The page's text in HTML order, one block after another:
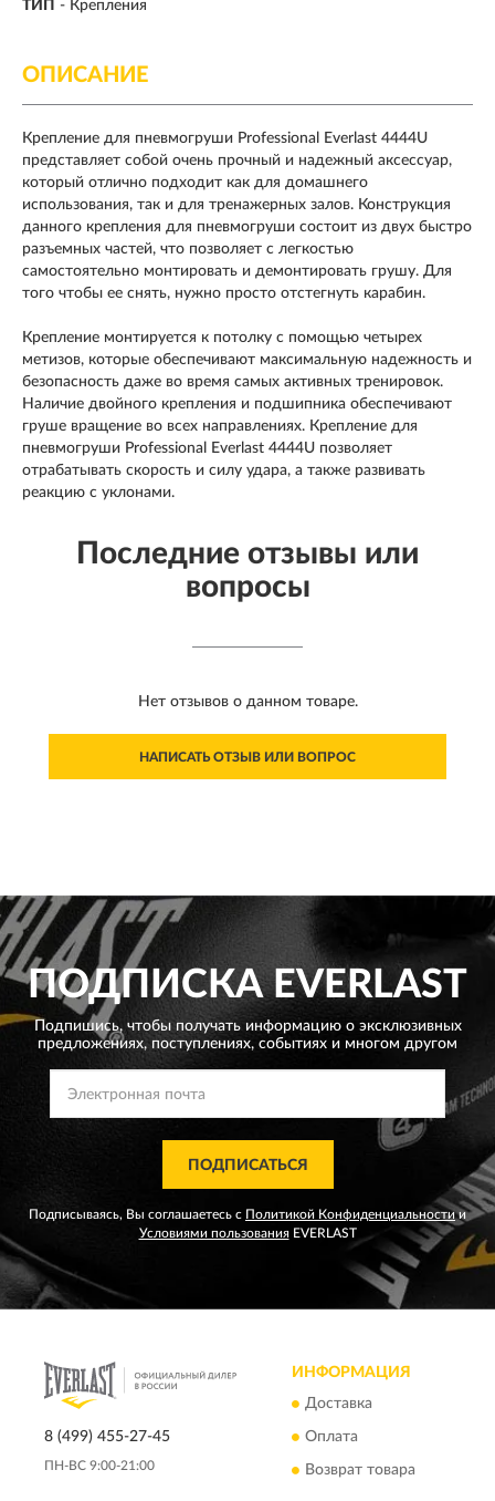
ТИП - Крепления
ОПИСАНИЕ
Крепление для пневмогруши Professional Everlast 4444U
представляет собой очень прочный и надежный аксессуар,
который отлично подходит как для домашнего
использования, так и для тренажерных залов. Конструкция
данного крепления для пневмогруши состоит из двух быстро
разъемных частей, что позволяет с легкостью
самостоятельно монтировать и демонтировать грушу. Для
того чтобы ее снять, нужно просто отстегнуть карабин.
Крепление монтируется к потолку с помощью четырех
метизов, которые обеспечивают максимальную надежность и
безопасность даже во время самых активных тренировок.
Наличие двойного крепления и подшипника обеспечивают
груше вращение во всех направлениях. Крепление для
пневмогруши Professional Everlast 4444U позволяет
отрабатывать скорость и силу удара, а также развивать
реакцию с уклонами.
Последние отзывы или
вопросы
Нет отзывов о данном товаре.
НАПИСАТЬ ОТЗЫВ ИЛИ ВОПРОС
ПОДПИСКАEVERLAST
Подпишись, чтобы получать информацию о эксклюзивных
предложениях, поступлениях, событиях и многом другом
ПОДПИСАТЬСЯ
Подписываясь, Вы соглашаетесь с Политикой Конфиденциальности и
Условиями пользованияEVERLAST
8 (499) 455-27-45
ПН-ВС 9:00-21:00
ИНФОРМАЦИЯ
Доставка
Оплата
Возврат товара